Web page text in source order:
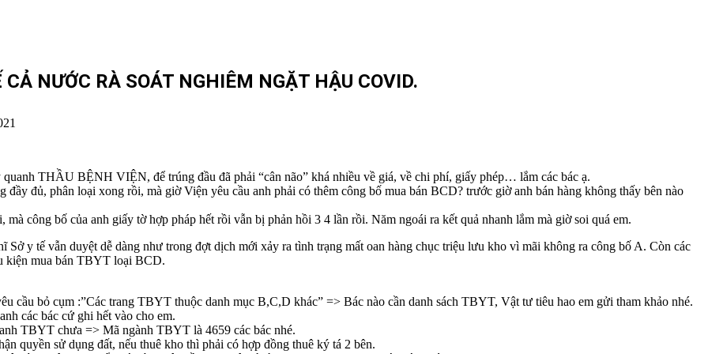
NƯỚC RÀ SOÁT NGHIÊM NGẶT HẬU COVID.
THẦU BỆNH VIỆN, để trúng đầu đã phải “cân não” khá nhiều về giá, về chi phí, giấy phép… lắm các bác ạ.
đủ, phân loại xong rồi, mà giờ Viện yêu cầu anh phải có thêm công bố mua bán BCD? trước giờ anh bán hàng không thấy bên nào
công bố của anh giấy tờ hợp pháp hết rồi vẫn bị phản hồi 3 4 lần rồi. Năm ngoái ra kết quả nhanh lắm mà giờ soi quá em.
y tế vẫn duyệt dễ dàng như trong đợt dịch mới xảy ra tình trạng mất oan hàng chục triệu lưu kho vì mãi không ra công bố A. Còn các
kiện mua bán TBYT loại BCD.
cầu bỏ cụm :”Các trang TBYT thuộc danh mục B,C,D khác” => Bác nào cần danh sách TBYT, Vật tư tiêu hao em gửi tham khảo nhé.
các bác cứ ghi hết vào cho em.
TBYT chưa => Mã ngành TBYT là 4659 các bác nhé.
quyền sử dụng đất, nếu thuê kho thì phải có hợp đồng thuê ký tá 2 bên.